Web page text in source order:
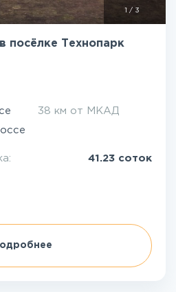
/ 3
посёлке Технопарк
38 км от МКАД
41.23 соток